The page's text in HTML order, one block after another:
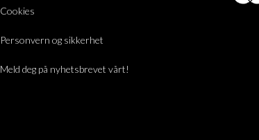
Cookies
Personvern og sikkerhet
Meld deg på nyhetsbrevet vårt!